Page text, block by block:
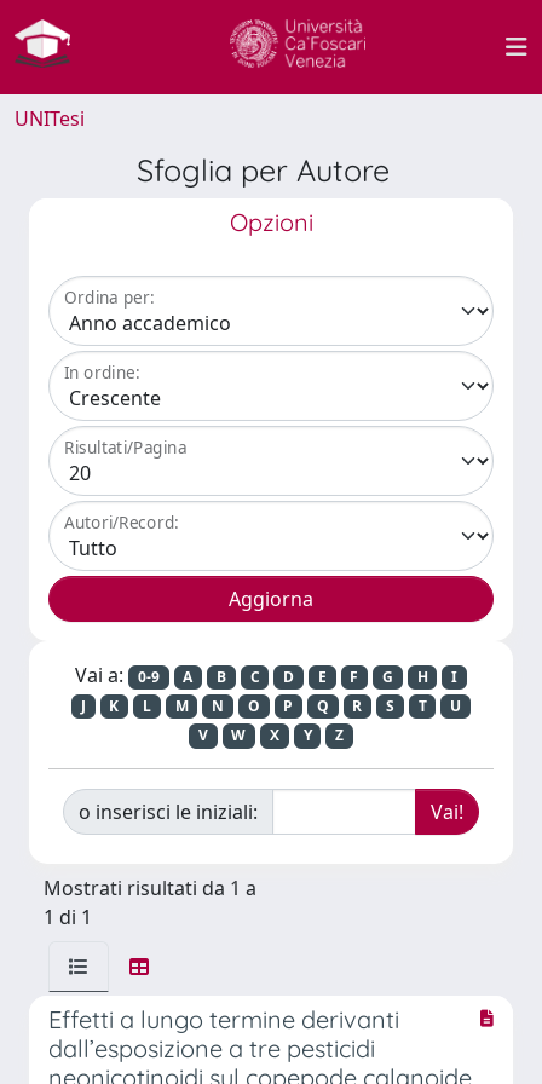
UNITesi
Sfoglia per Autore
Opzioni
Ordina per:
In ordine:
Risultati/Pagina
Autori/Record:
Vai a: 0-9 A B C D E F G H
I
J
K L M N O P Q R S T
U
V
W X Y Z
o inserisci le iniziali:
Mostrati risultati da 1 a
1 di 1
Effetti a lungo termine derivanti
dall’esposizione a tre pesticidi
neonicotinoidi sul copepode calanoide